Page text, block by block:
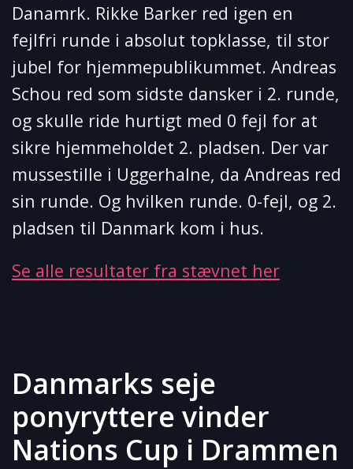
Danamrk. Rikke Barker red igen en
fejlfri runde i absolut topklasse, til stor
jubel for hjemmepublikummet. Andreas
Schou red som sidste dansker i 2. runde,
og skulle ride hurtigt med 0 fejl for at
sikre hjemmeholdet 2. pladsen. Der var
mussestille i Uggerhalne, da Andreas red
sin runde. Og hvilken runde. 0-fejl, og 2.
pladsen til Danmark kom i hus.
Se alle resultater fra stævnet her
Danmarks seje
ponyryttere vinder
Nations Cup i Drammen